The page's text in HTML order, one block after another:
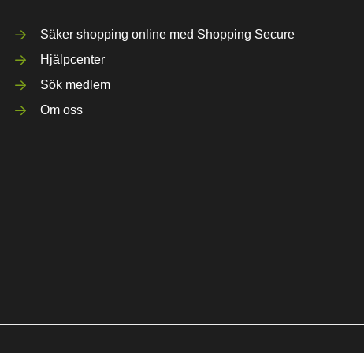
Säker shopping online med Shopping Secure
Hjälpcenter
Sök medlem
Om oss